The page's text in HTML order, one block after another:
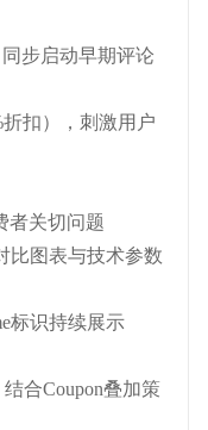
步启动早期评论
扣），刺激用户
者关切问题
比图表与技术参数
标识持续展示
合Coupon叠加策